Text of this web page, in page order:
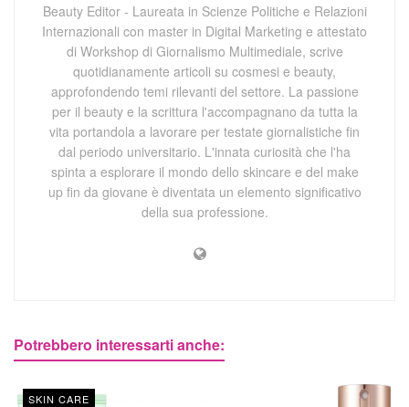
Beauty Editor - Laureata in Scienze Politiche e Relazioni
Internazionali con master in Digital Marketing e attestato
di Workshop di Giornalismo Multimediale, scrive
quotidianamente articoli su cosmesi e beauty,
approfondendo temi rilevanti del settore. La passione
per il beauty e la scrittura l'accompagnano da tutta la
vita portandola a lavorare per testate giornalistiche fin
dal periodo universitario. L'innata curiosità che l'ha
spinta a esplorare il mondo dello skincare e del make
up fin da giovane è diventata un elemento significativo
della sua professione.
Potrebbero interessarti anche:
SKIN CARE